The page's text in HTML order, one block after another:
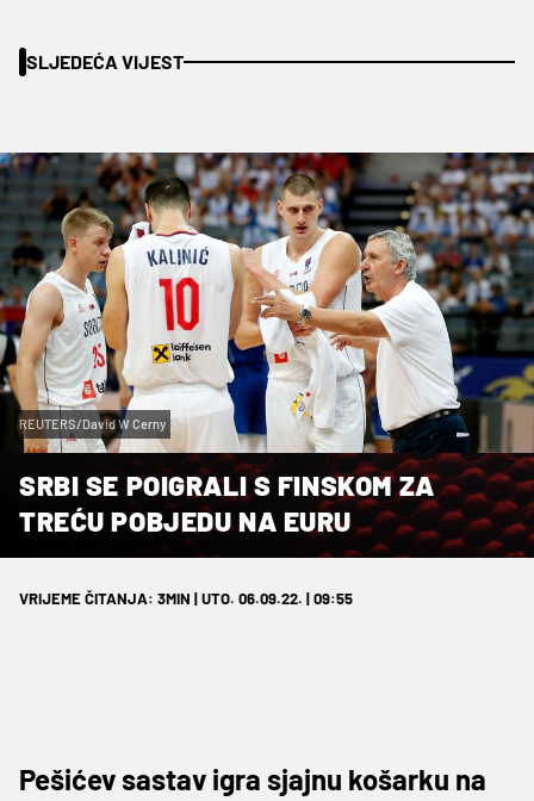
SLJEDEĆA VIJEST
REUTERS/David W Cerny
SRBI SE POIGRALI S FINSKOM ZA
TREĆU POBJEDU NA EURU
VRIJEME ČITANJA: 3MIN | UTO. 06.09.22. | 09:55
Pešićev sastav igra sjajnu košarku na